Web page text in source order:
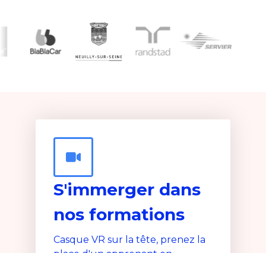
S'immerger dans
nos formations
Casque VR sur la tête, prenez la